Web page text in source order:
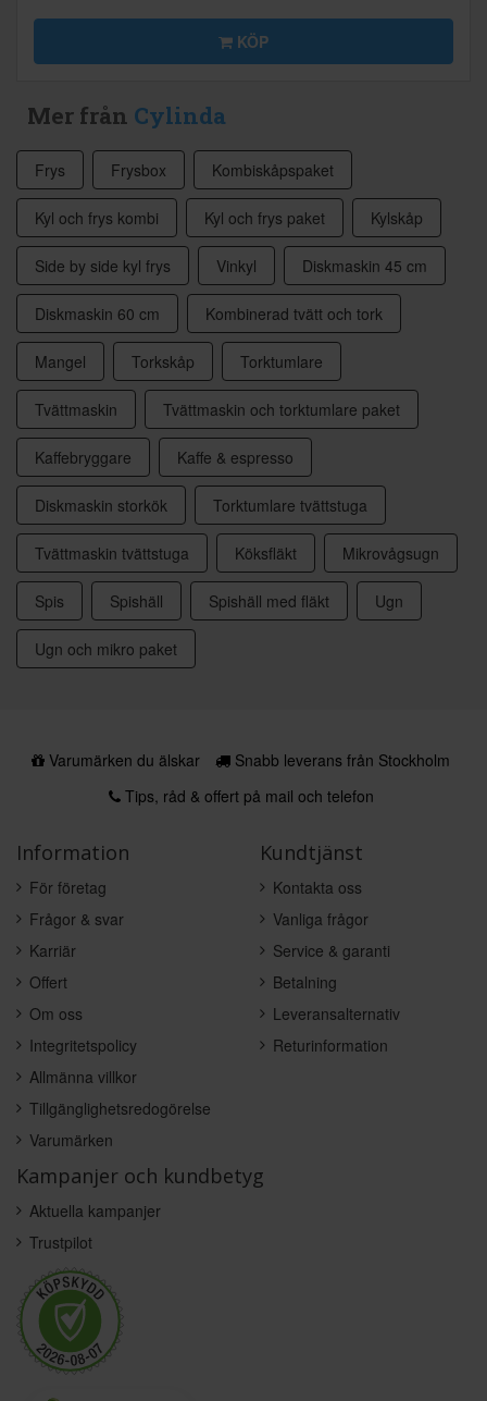
KÖP
Mer från Cylinda
Frys Frysbox Kombiskåpspaket
Kyl och frys kombi Kyl och frys paket Kylskåp
Side by side kyl frys Vinkyl Diskmaskin 45 cm
Diskmaskin 60 cm Kombinerad tvätt och tork
Mangel Torkskåp Torktumlare
Tvättmaskin Tvättmaskin och torktumlare paket
Kaffebryggare Kaffe & espresso
Diskmaskin storkök Torktumlare tvättstuga
Tvättmaskin tvättstuga Köksfläkt Mikrovågsugn
Spis Spishäll Spishäll med fläkt Ugn
Ugn och mikro paket
Varumärken du älskar
Snabb leverans från Stockholm
Tips, råd & offert på mail och telefon
Information
För företag
Frågor & svar
Karriär
Offert
Om oss
Integritetspolicy
Allmänna villkor
Tillgänglighetsredogörelse
Varumärken
Kundtjänst
Kontakta oss
Vanliga frågor
Service & garanti
Betalning
Leveransalternativ
Returinformation
Kampanjer och kundbetyg
Aktuella kampanjer
Trustpilot